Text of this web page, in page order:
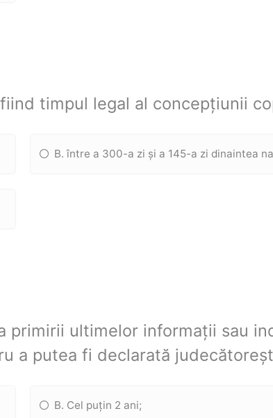
timpul legal al concepțiunii
B. între a 300-a zi și a 145-a zi dinaintea
primirii ultimelor informații sau
a putea fi declarată
B. Cel puțin 2 ani;